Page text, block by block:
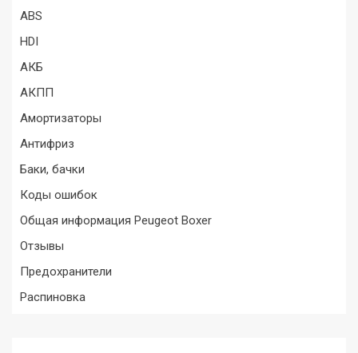
ABS
HDI
АКБ
АКПП
Амортизаторы
Антифриз
Баки, бачки
Коды ошибок
Общая информация Peugeot Boxer
Отзывы
Предохранители
Распиновка